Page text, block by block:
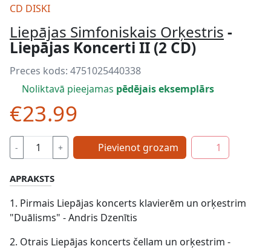
CD DISKI
Liepājas Simfoniskais Orķestris -
Liepājas Koncerti II (2 CD)
Preces kods: 4751025440338
Noliktavā pieejamas pēdējais eksemplārs
€23.99
- + Pievienot grozam 1
APRAKSTS
1. Pirmais Liepājas koncerts klavierēm un orķestrim
"Duālisms" - Andris Dzenītis
2. Otrais Liepājas koncerts čellam un orķestrim -